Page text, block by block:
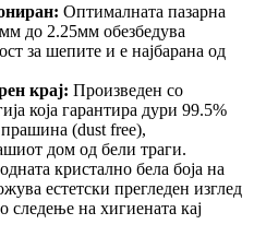
Оптималната пазарна
до 2.25мм обезбедува
за шепите и е најбарана од
крај: Произведен со
која гарантира дури 99.5%
(dust free),
дом од бели траги.
кристално бела боја на
естетски прегледен изглед
следење на хигиената кај